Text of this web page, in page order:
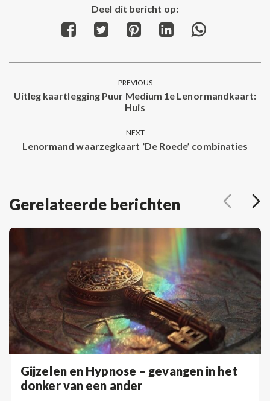
Deel dit bericht op:
Share
Facebook
Share
Twitter
Share
Pinterest
Share
LinkedInWhatsApp
navigation
PREVIOUS
Previous
Uitleg kaartlegging Puur Medium 1e Lenormandkaart:
Huis
NEXT
Next
post:
Lenormand waarzegkaart ‘De Roede’ combinaties
Gerelateerde berichten
Gijzelen en Hypnose – gevangen in het
donker van een ander